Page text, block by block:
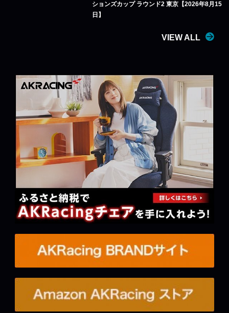
ションズカップ ラウンド2 東京【2026年8月15
日】
VIEW ALL